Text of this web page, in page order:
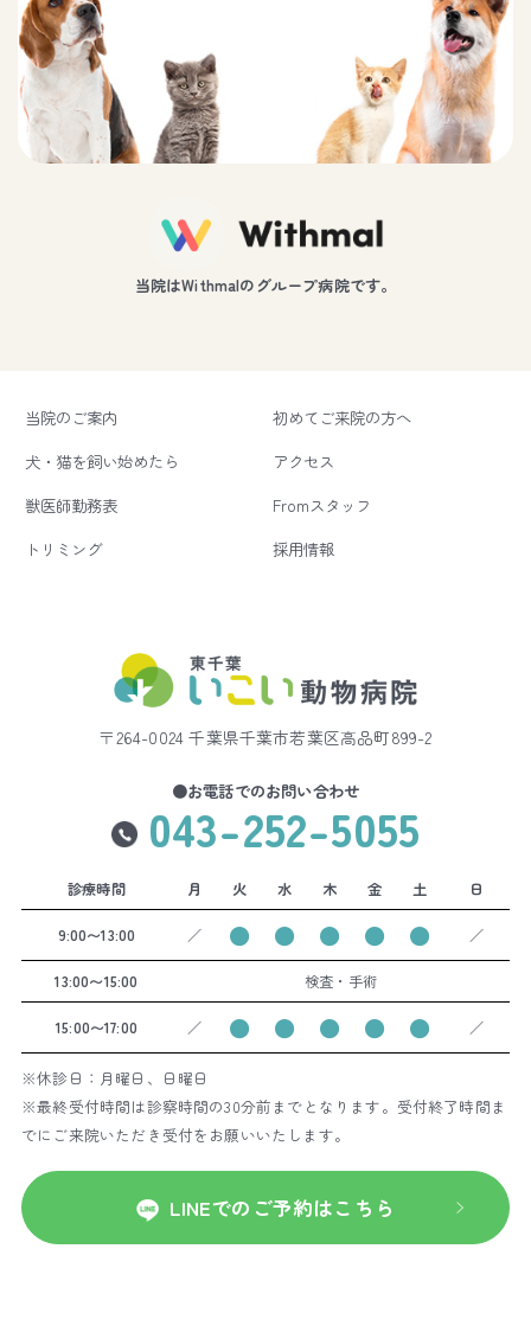
当院はWithmalのグループ病院です。
当院のご案内
初めてご来院の方へ
犬・猫を飼い始めたら
アクセス
獣医師勤務表
Fromスタッフ
トリミング
採用情報
〒264-0024 千葉県千葉市若葉区高品町899-2
●お電話でのお問い合わせ
043-252-5055
診療時間 月 火 水 木 金 土 日
9:00〜13:00 ／ ● ● ● ● ● ／
13:00〜15:00 検査・手術
15:00〜17:00 ／ ● ● ● ● ● ／
※休診日：月曜日、日曜日
※最終受付時間は診察時間の30分前までとなります。受付終了時間ま
でにご来院いただき受付をお願いいたします。
LINEでのご予約はこちら